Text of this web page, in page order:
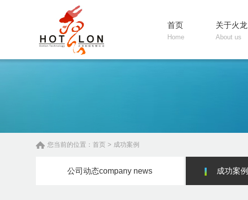
首页
Home
关于火龙
About us
您当前的位置： 首页 > 成功案例
公司动态company news 成功案例